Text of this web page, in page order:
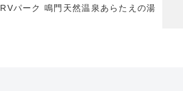
RVパーク 鳴門天然温泉あらたえの湯